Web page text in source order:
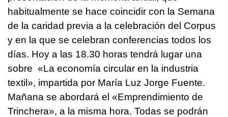
habitualmente se hace coincidir con la Semana
de la caridad previa a la celebración del Corpus
y en la que se celebran conferencias todos los
días. Hoy a las 18.30 horas tendrá lugar una
sobre «La economía circular en la industria
textil», impartida por María Luz Jorge Fuente.
Mañana se abordará el «Emprendimiento de
Trinchera», a la misma hora. Todas se podrán